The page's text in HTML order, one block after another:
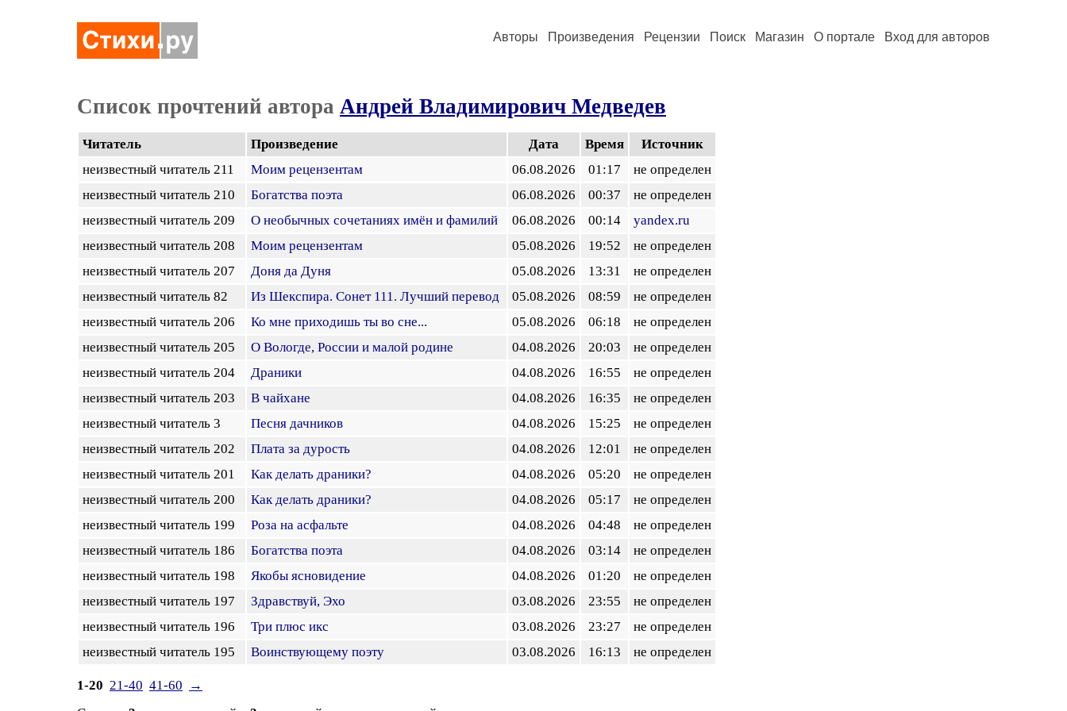
Авторы Произведения Рецензии Поиск Магазин О портале Вход для авторов
Список прочтений автора Андрей Владимирович Медведев
Читатель Произведение Дата Время
Источник
неизвестный читатель 211
Моим рецензентам 06.08.2026 01:17
не определен
неизвестный читатель 210
Богатства поэта 06.08.2026 00:37
не определен
неизвестный читатель 209
О необычных сочетаниях имён и фамилий 06.08.2026 00:14
yandex.ru
неизвестный читатель 208
Моим рецензентам 05.08.2026 19:52
не определен
неизвестный читатель 207
Доня да Дуня 05.08.2026 13:31
не определен
неизвестный читатель 82
Из Шекспира. Сонет 111. Лучший перевод 05.08.2026 08:59
не определен
неизвестный читатель 206
Ко мне приходишь ты во сне... 05.08.2026 06:18
не определен
неизвестный читатель 205
О Вологде, России и малой родине 04.08.2026 20:03
не определен
неизвестный читатель 204
Драники 04.08.2026 16:55
не определен
неизвестный читатель 203
В чайхане 04.08.2026 16:35
не определен
неизвестный читатель 3
Песня дачников 04.08.2026 15:25
не определен
неизвестный читатель 202
Плата за дурость 04.08.2026 12:01
не определен
неизвестный читатель 201
Как делать драники? 04.08.2026 05:20
не определен
неизвестный читатель 200
Как делать драники? 04.08.2026 05:17
не определен
неизвестный читатель 199
Роза на асфальте 04.08.2026 04:48
не определен
неизвестный читатель 186
Богатства поэта 04.08.2026 03:14
не определен
неизвестный читатель 198
Якобы ясновидение 04.08.2026 01:20
не определен
неизвестный читатель 197
Здравствуй, Эхо 03.08.2026 23:55
не определен
неизвестный читатель 196
Три плюс икс 03.08.2026 23:27
не определен
неизвестный читатель 195
Воинствующему поэту 03.08.2026 16:13 не определен
1-20 21-40 41-60
→